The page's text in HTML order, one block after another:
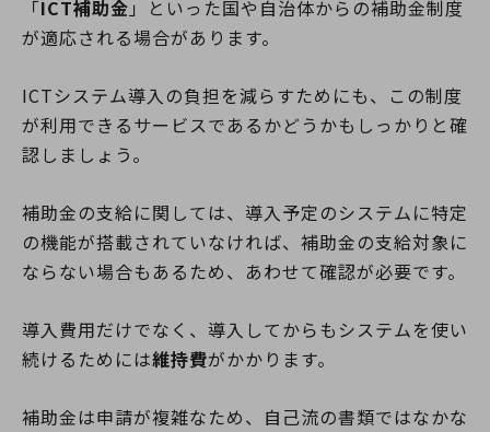
「ICT補助金 」といった国や自治体からの補助金制度
が適応される場合があります。
ICTシステム導入の負担を減らすためにも、この制度
が利用できるサービスであるかどうかもしっかりと確
認しましょう。
補助金の支給に関しては、導入予定のシステムに特定
の機能が搭載されていなければ、補助金の支給対象に
ならない場合もあるため、あわせて確認が必要です。
導入費用だけでなく、導入してからもシステムを使い
続けるためには維持費がかかります。
補助金は申請が複雑なため、自己流の書類ではなかな